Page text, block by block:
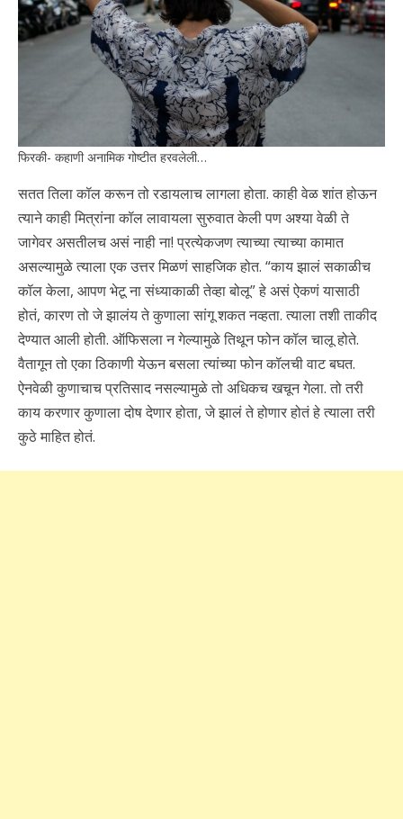
फिरकी- कहाणी अनामिक गोष्टीत हरवलेली…
सतत तिला कॉल करून तो रडायलाच लागला होता. काही वेळ शांत होऊन
त्याने काही मित्रांना कॉल लावायला सुरुवात केली पण अश्या वेळी ते
जागेवर असतीलच असं नाही ना! प्रत्येकजण त्याच्या त्याच्या कामात
असल्यामुळे त्याला एक उत्तर मिळणं साहजिक होत. “काय झालं सकाळीच
कॉल केला, आपण भेटू ना संध्याकाळी तेव्हा बोलू” हे असं ऐकणं यासाठी
होतं, कारण तो जे झालंय ते कुणाला सांगू शकत नव्हता. त्याला तशी ताकीद
देण्यात आली होती. ऑफिसला न गेल्यामुळे तिथून फोन कॉल चालू होते.
वैतागून तो एका ठिकाणी येऊन बसला त्यांच्या फोन कॉलची वाट बघत.
ऐनवेळी कुणाचाच प्रतिसाद नसल्यामुळे तो अधिकच खचून गेला. तो तरी
काय करणार कुणाला दोष देणार होता, जे झालं ते होणार होतं हे त्याला तरी
कुठे माहित होतं.